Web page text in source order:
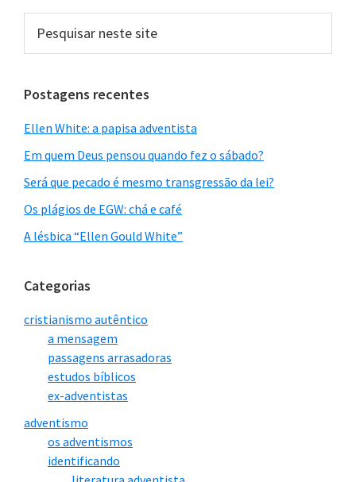
neste
Postagens recentes
Ellen White: a papisa adventista
Em quem Deus pensou quando fez o sábado?
Será que pecado é mesmo transgressão da lei?
Os plágios de EGW: chá e café
A lésbica “Ellen Gould White”
Categorias
cristianismo autêntico
a mensagem
passagens arrasadoras
estudos bíblicos
ex-adventistas
adventismo
os adventismos
identificando